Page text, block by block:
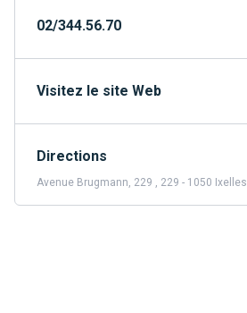
02/344.56.70
Visitez le site Web
Directions
Avenue Brugmann, 229 , 229 - 1050 Ixelles